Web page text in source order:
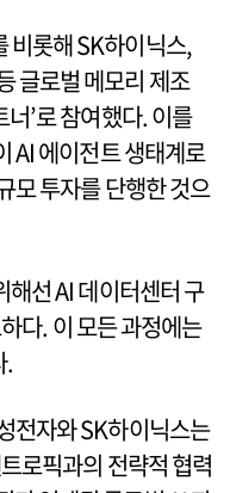
비롯해 SK하이닉스,
글로벌 메모리 제조
’로 참여했다. 이를
AI 에이전트 생태계로
모 투자를 단행한 것으
해선 AI 데이터센터 구
다. 이 모든 과정에는
.
전자와 SK하이닉스는
로픽과의 전략적 협력